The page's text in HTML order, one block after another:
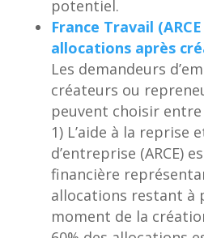
potentiel.
France Travail
allocations après
Les demandeurs
créateurs ou
peuvent choisir entre
1) L’aide à la reprise
d’entreprise (ARCE)
financière
allocations restant à
moment de la